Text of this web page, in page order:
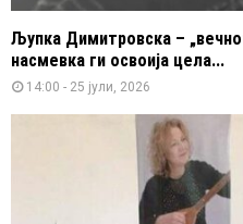
Љупка Димитровска –
насмевка ги освоија цела...
14:00 - 25 јули, 2026